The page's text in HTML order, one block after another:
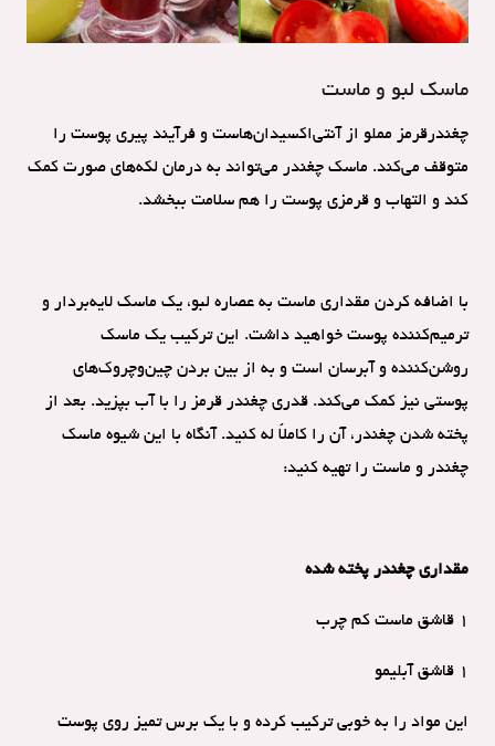
ماسک لبو و ماست
چغندرقرمز مملو از آنتی‌اکسیدان‌هاست و فرآیند‌ پیری پوست را
متوقف می‌کند. ماسک چغندر می‌تواند به درمان لکه‌های صورت کمک
کند و التهاب و قرمزی پوست را هم سلامت ببخشد.
با اضافه کردن مقداری ماست به عصاره لبو، یک ماسک لایه‌بردار و
ترمیم‌کننده پوست خواهید داشت. این ترکیب یک ماسک
روشن‌کننده و آبرسان است و به از بین بردن چین‌وچروک‌های
پوستی نیز کمک می‌کند. قدری چغندر قرمز را با آب بپزید. بعد از
پخته شدن چغندر، آن را کاملاً له کنید. آنگاه با این شیوه ماسک
چغندر و ماست را تهیه کنید:
مقداری چغندر پخته شده
۱ قاشق ماست کم چرب
۱ قاشق آبلیمو
این مواد را به خوبی ترکیب کرده و با یک برس تمیز روی پوست